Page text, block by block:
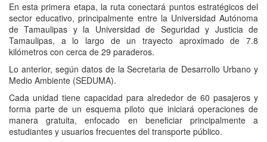
En esta primera etapa, la ruta conectará puntos estratégicos del
sector educativo, principalmente entre la Universidad Autónoma
de Tamaulipas y la Universidad de Seguridad y Justicia de
Tamaulipas, a lo largo de un trayecto aproximado de 7.8
kilómetros con cerca de 29 paraderos.
Lo anterior, según datos de la Secretaria de Desarrollo Urbano y
Medio Ambiente (SEDUMA).
Cada unidad tiene capacidad para alrededor de 60 pasajeros y
forma parte de un esquema piloto que iniciará operaciones de
manera gratuita, enfocado en beneficiar principalmente a
estudiantes y usuarios frecuentes del transporte público.